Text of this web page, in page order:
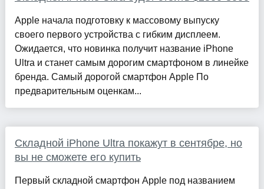
Apple начала подготовку к массовому выпуску
своего первого устройства с гибким дисплеем.
Ожидается, что новинка получит название iPhone
Ultra и станет самым дорогим смартфоном в линейке
бренда. Самый дорогой смартфон Apple По
предварительным оценкам...
Складной iPhone Ultra покажут в сентябре, но
вы не сможете его купить
Первый складной смартфон Apple под названием